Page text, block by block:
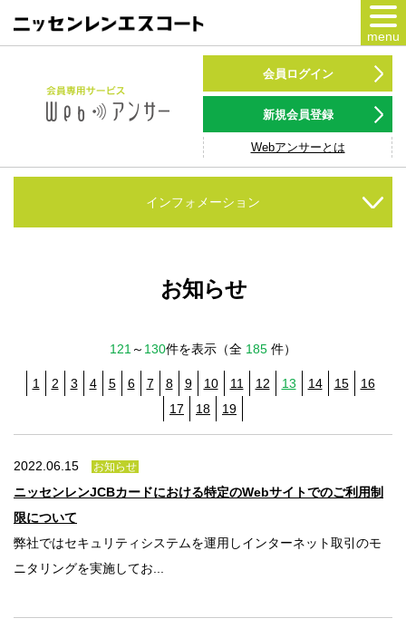
menu
カードをつかう
NSポイント
キャンペーン
サービス
法人のみなさま
会員ログイン
新規会員登録
Webアンサーとは
インフォメーション
お知らせ
121 ～ 130件を表示（全 185 件）
1 2 3 4 5 6 7 8 9 10 11 12 13 14 15
16
17
18 19
2022.06.15 お知らせ
ニッセンレンJCBカードにおける特定のWebサイトでのご利用制
限について
弊社ではセキュリティシステムを運用しインターネット取引のモ
ニタリングを実施してお...